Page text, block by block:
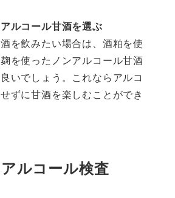
ルコール甘酒を選ぶ
を飲みたい場合は、酒粕を使
を使ったノンアルコール甘酒
いでしょう。これならアルコ
ずに甘酒を楽しむことができ
ルコール検査